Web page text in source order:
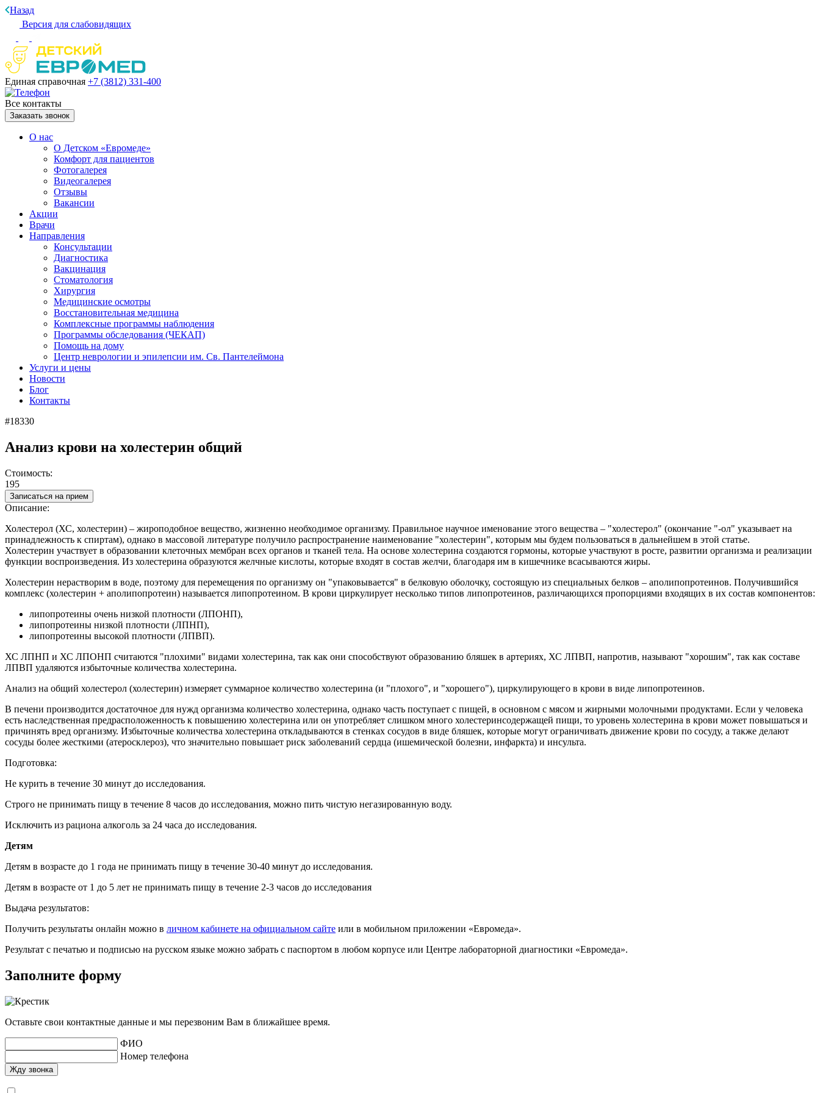
Назад
Версия для слабовидящих
Единая справочная +7 (3812) 331-400
Все контакты
Заказать звонок
О нас
О Детском «Евромеде»
Комфорт для пациентов
Фотогалерея
Видеогалерея
Отзывы
Вакансии
Акции
Врачи
Направления
Консультации
Диагностика
Вакцинация
Стоматология
Хирургия
Медицинские осмотры
Восстановительная медицина
Комплексные программы наблюдения
Программы обследования (ЧЕКАП)
Помощь на дому
Центр неврологии и эпилепсии им. Св. Пантелеймона
Услуги и цены
Новости
Блог
Контакты
#18330
Анализ крови на холестерин общий
Стоимость:
195
Записаться на прием
Описание:
Холестерол (ХС, холестерин) – жироподобное вещество, жизненно необходимое организму. Правильное научное именование этого вещества – "холестерол" (окончание "-ол" указывает на
принадлежность к спиртам), однако в массовой литературе получило распространение наименование "холестерин", которым мы будем пользоваться в дальнейшем в этой статье.
Холестерин участвует в образовании клеточных мембран всех органов и тканей тела. На основе холестерина создаются гормоны, которые участвуют в росте, развитии организма и реализации
функции воспроизведения. Из холестерина образуются желчные кислоты, которые входят в состав желчи, благодаря им в кишечнике всасываются жиры.
Холестерин нерастворим в воде, поэтому для перемещения по организму он "упаковывается" в белковую оболочку, состоящую из специальных белков – аполипопротеинов. Получившийся
комплекс (холестерин + аполипопротеин) называется липопротеином. В крови циркулирует несколько типов липопротеинов, различающихся пропорциями входящих в их состав компонентов:
липопротеины очень низкой плотности (ЛПОНП),
липопротеины низкой плотности (ЛПНП),
липопротеины высокой плотности (ЛПВП).
ХС ЛПНП и ХС ЛПОНП считаются "плохими" видами холестерина, так как они способствуют образованию бляшек в артериях, ХС ЛПВП, напротив, называют "хорошим", так как составе
ЛПВП удаляются избыточные количества холестерина.
Анализ на общий холестерол (холестерин) измеряет суммарное количество холестерина (и "плохого", и "хорошего"), циркулирующего в крови в виде липопротеинов.
В печени производится достаточное для нужд организма количество холестерина, однако часть поступает с пищей, в основном с мясом и жирными молочными продуктами. Если у человека
есть наследственная предрасположенность к повышению холестерина или он употребляет слишком много холестеринсодержащей пищи, то уровень холестерина в крови может повышаться и
причинять вред организму. Избыточные количества холестерина откладываются в стенках сосудов в виде бляшек, которые могут ограничивать движение крови по сосуду, а также делают
сосуды более жесткими (атеросклероз), что значительно повышает риск заболеваний сердца (ишемической болезни, инфаркта) и инсульта.
Подготовка:
Не курить в течение 30 минут до исследования.
Строго не принимать пищу в течение 8 часов до исследования, можно пить чистую негазированную воду.
Исключить из рациона алкоголь за 24 часа до исследования.
Детям
Детям в возрасте до 1 года не принимать пищу в течение 30-40 минут до исследования.
Детям в возрасте от 1 до 5 лет не принимать пищу в течение 2-3 часов до исследования
Выдача результатов:
Получить результаты онлайн можно в личном кабинете на официальном сайте или в мобильном приложении «Евромеда».
Результат с печатью и подписью на русском языке можно забрать с паспортом в любом корпусе или Центре лабораторной диагностики «Евромеда».
Заполните форму
Оставьте свои контактные данные и мы перезвоним Вам в ближайшее время.
ФИО
Номер телефона